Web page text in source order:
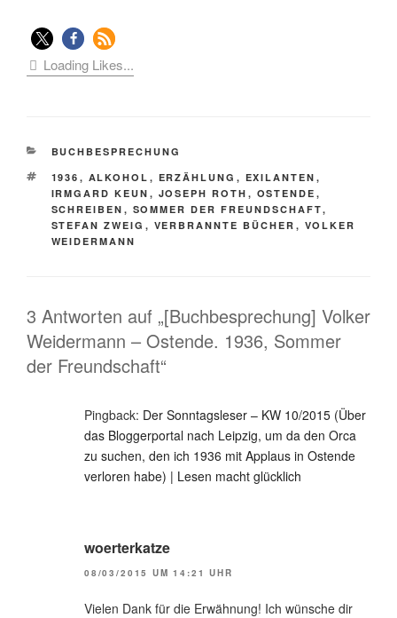
Loading Likes...
KATEGORIEN
BUCHBESPRECHUNG
SCHLAGWÖRTER
1936 , ALKOHOL , ERZÄHLUNG , EXILANTEN ,
IRMGARD KEUN , JOSEPH ROTH , OSTENDE ,
SCHREIBEN , SOMMER DER FREUNDSCHAFT,
STEFAN ZWEIG , VERBRANNTE BÜCHER , VOLKER
WEIDERMANN
3 Antworten auf „[Buchbesprechung] Volker
Weidermann – Ostende. 1936, Sommer
der Freundschaft“
Pingback: Der Sonntagsleser – KW 10/2015 (Über
das Bloggerportal nach Leipzig, um da den Orca
zu suchen, den ich 1936 mit Applaus in Ostende
verloren habe) | Lesen macht glücklich
woerterkatze
08/03/2015 UM 14:21 UHR
Vielen Dank für die Erwähnung! Ich wünsche dir